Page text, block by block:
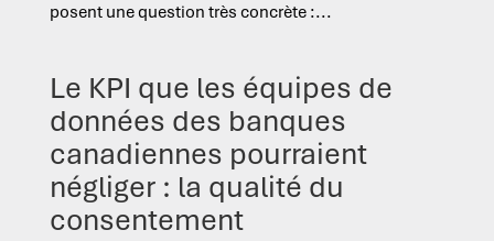
posent une question très concrète :...
Le KPI que les équipes de
données des banques
canadiennes pourraient
négliger : la qualité du
consentement